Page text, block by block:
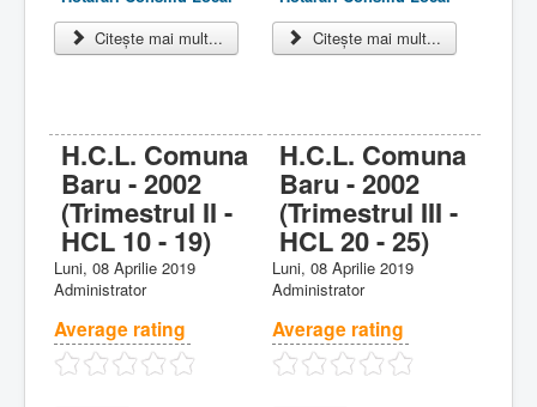
Citește mai mult...
Citește mai mult...
H.C.L. Comuna
Baru - 2002
(Trimestrul II -
HCL 10 - 19)
Luni, 08 Aprilie 2019
Administrator
Average rating
H.C.L. Comuna
Baru - 2002
(Trimestrul III -
HCL 20 - 25)
Luni, 08 Aprilie 2019
Administrator
Average rating